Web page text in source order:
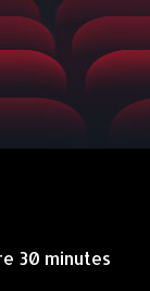
30 minutes